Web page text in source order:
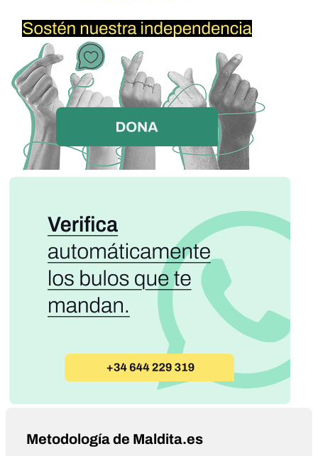
Metodología de Maldita.es